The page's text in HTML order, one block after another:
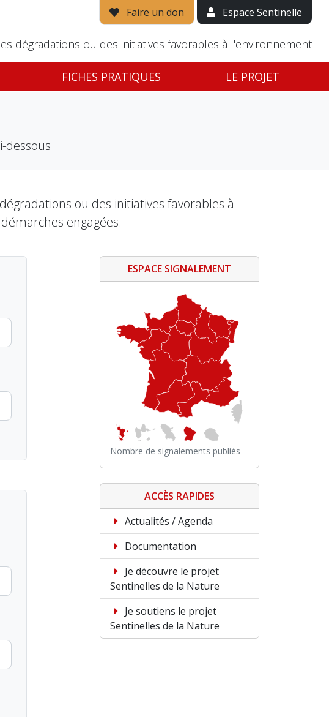
Faire un don Espace Sentinelle
dégradations ou des initiatives favorables à l'environnement
FICHES PRATIQUES LE PROJET
dessous
ou des initiatives favorables à
engagées.
ESPACE SIGNALEMENT
Nombre de signalements publiés
ACCÈS RAPIDES
Actualités / Agenda
Documentation
Je découvre le projet
Sentinelles de la Nature
Je soutiens le projet
Sentinelles de la Nature